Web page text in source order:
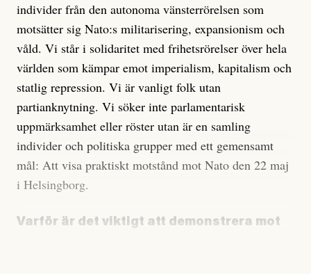
individer från den autonoma vänsterrörelsen som
motsätter sig Nato:s militarisering, expansionism och
våld. Vi står i solidaritet med frihetsrörelser över hela
världen som kämpar emot imperialism, kapitalism och
statlig repression. Vi är vanligt folk utan
partianknytning. Vi söker inte parlamentarisk
uppmärksamhet eller röster utan är en samling
individer och politiska grupper med ett gemensamt
mål: Att visa praktiskt motstånd mot Nato den 22 maj
i Helsingborg.
Varför är det viktigt att demonstrera mot